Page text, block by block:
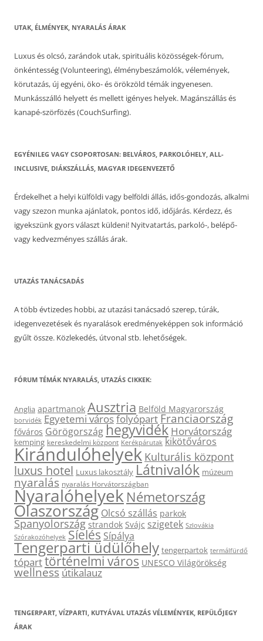
UTAK, ÉLMÉNYEK, NYARALÁS ÁRAK
Luxus és olcsó, zarándok utak, spirituális közösségek-fórum,
önkéntesség (Volunteering), élménybeszámolók, vélemények,
körutazás, új egyéni, öko- és örökzöld témák ingyenesen.
Munkásszálló helyett és mellett igényes helyek. Magánszállás és
kanapé-szörfözés (CouchSurfing).
EGYÉNILEG VAGY CSOPORTOSAN: BELVÁROS, PARKOLÓHELY, ALL-
INCLUSIVE, DIÁKSZÁLLÁS, MAGYAR IDEGENVEZETŐ
Érdekelhet a helyi külföldi vagy belföldi állás, idős-gondozás, alkalmi
vagy szezon munka ajánlatok, pontos idő, időjárás. Kérdezz, és
igyekszünk gyors választ küldeni! Nyitvatartás, parkoló-, belépő-
vagy kedvezményes szállás árak.
UTAZÁS TANÁCSADÁS
A több évtizedes hobbi, az utazási tanácsadó szerep, túrák,
idegenvezetések és nyaralások eredményeképpen sok információ
gyűlt össze. Közlekedés, útvonal stb. lehetőségek.
FÓRUM TÉMÁK NYARALÁS, UTAZÁS CIKKEK:
Anglia apartmanok Ausztria Belföld Magyarország
borvidék Egyetemi városfolyópartFranciaország
főváros Görögországhegyvidék Horvátország
kemping kereskedelmi központ Kerékpárutak kikötőváros
Kirándulóhelyek Kulturális központ
luxus hotel Luxus lakosztály Látnivalók múzeum
nyaralás nyaralás Horvátországban
Nyaralóhelyek Németország
Olaszország Olcsó szállás parkok
Spanyolország strandok Svájc szigetek Szlovákia
Szórakozóhelyek Síelés Sípálya
Tengerparti üdülőhely tengerpartok termálfürdő
tóparttörténelmi város UNESCO Világörökség
wellnessútikalauz
TENGERPART, VÍZPARTI, KUTYÁVAL UTAZÁS VÉLEMÉNYEK, REPÜLŐJEGY
ÁRAK